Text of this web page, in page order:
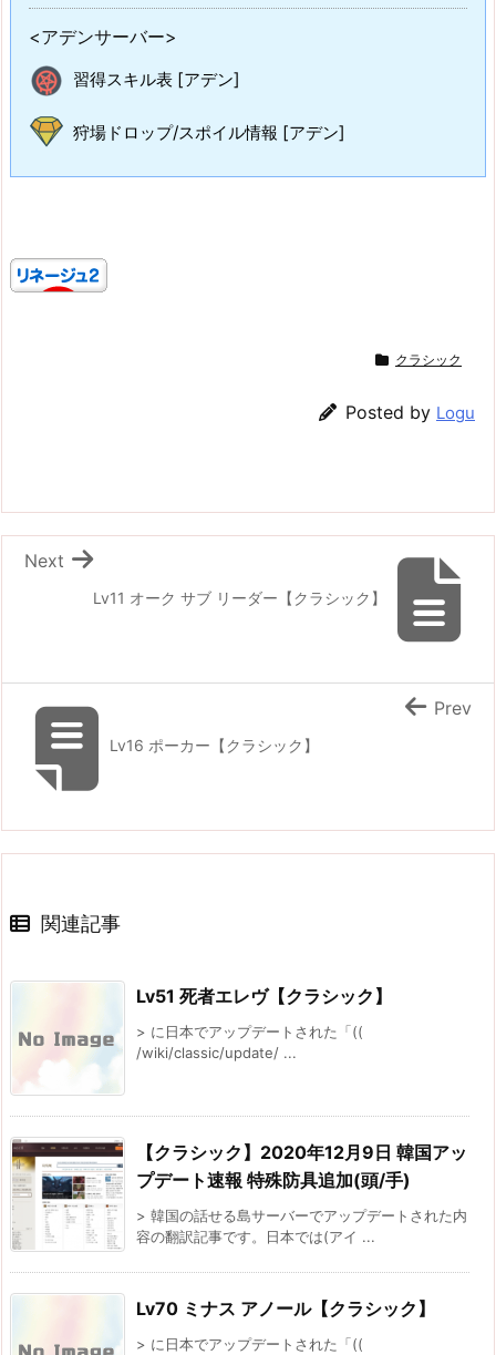
<アデンサーバー>
習得スキル表 [アデン]
狩場ドロップ/スポイル情報 [アデン]
クラシック
Posted by Logu
Lv11 オーク サブ リーダー【クラシック】
Next
Lv16 ポーカー【クラシック】
Prev
関連記事
Lv51 死者エレヴ【クラシック】
> に日本でアップデートされた「((
/wiki/classic/update/ ...
【クラシック】2020年12月9日 韓国アッ
プデート速報 特殊防具追加(頭/手)
> 韓国の話せる島サーバーでアップデートされた内
容の翻訳記事です。日本では(アイ ...
Lv70 ミナス アノール【クラシック】
> に日本でアップデートされた「((